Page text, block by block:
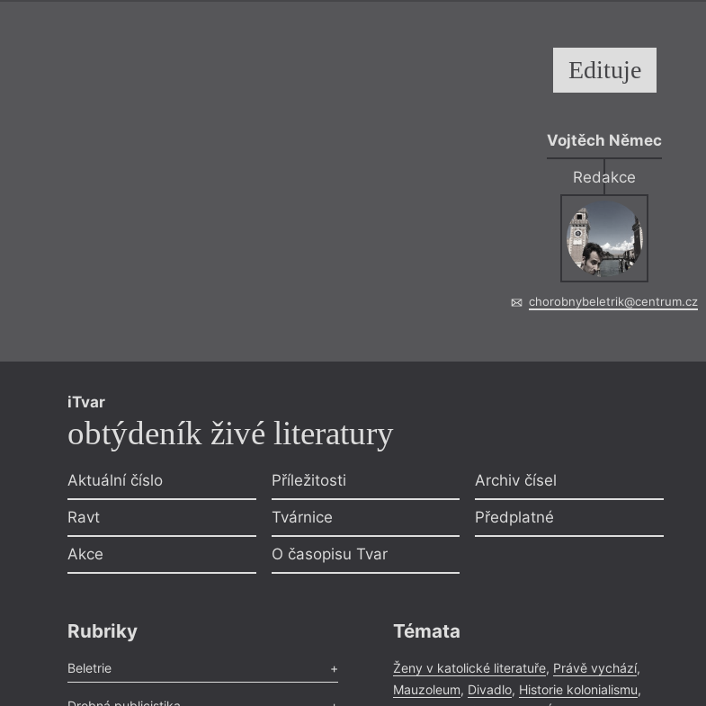
Edituje
Vojtěch Němec
Redakce
chorobnybeletrik@centrum.cz
iTvar
obtýdeník živé literatury
Aktuální číslo
Ravt
Akce
Příležitosti
Tvárnice
O časopisu Tvar
Archiv čísel
Předplatné
Rubriky
Beletrie
Poezie,Próza,Dokumenty
Témata
Ženy v katolické literatuře, Právě vychází,
Mauzoleum, Divadlo, Historie kolonialismu,